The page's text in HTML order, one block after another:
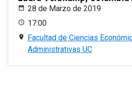
28 de Marzo de 2019
17:00
Facultad de Ciencias
Administrativas UC